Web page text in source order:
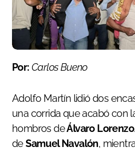
Por: Carlos Bueno
Adolfo Martín lidió dos
una corrida que acabó con
hombros deÁlvaro Lorenzo
deSamuel Navalón,